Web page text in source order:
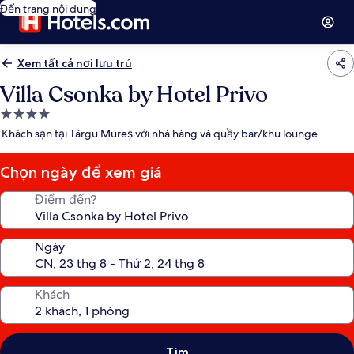
Đến trang nội dung
Xem tất cả nơi lưu trú
Villa Csonka by Hotel Privo
Nơi
lưu
4.0
sao
Khách sạn tại Târgu Mureș với nhà hàng và quầy bar/khu lounge
Chọn ngày để xem giá
Điểm đến?
Ngày
Khách